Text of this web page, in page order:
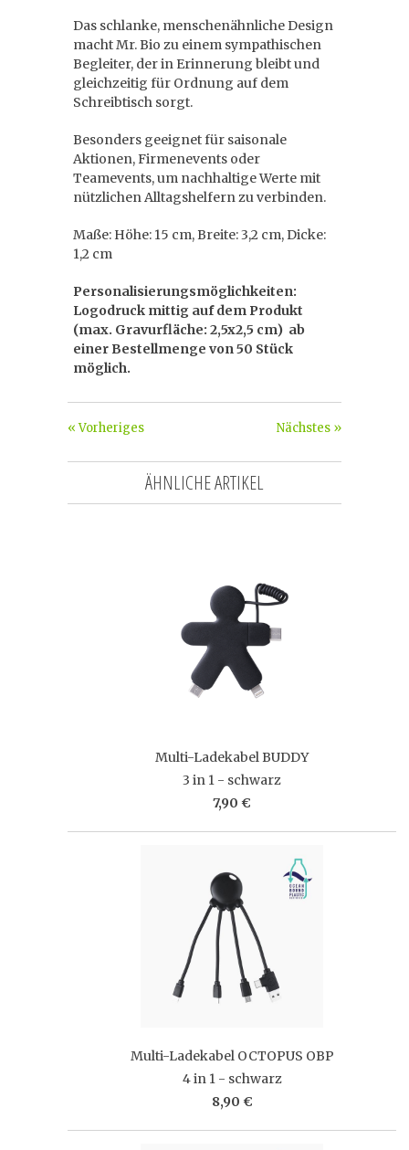
Das schlanke, menschenähnliche Design
macht Mr. Bio zu einem sympathischen
Begleiter, der in Erinnerung bleibt und
gleichzeitig für Ordnung auf dem
Schreibtisch sorgt.
Besonders geeignet für saisonale
Aktionen, Firmenevents oder
Teamevents, um nachhaltige Werte mit
nützlichen Alltagshelfern zu verbinden.
Maße: Höhe: 15 cm, Breite: 3,2 cm, Dicke:
1,2 cm
Personalisierungsmöglichkeiten:
Logodruck mittig auf dem Produkt
(max. Gravurfläche: 2,5x2,5 cm) ab
einer Bestellmenge von 50 Stück
möglich.
Nächstes »
« Vorheriges
ÄHNLICHE ARTIKEL
Multi-Ladekabel BUDDY
3 in 1 - schwarz
7,90 €
Multi-Ladekabel OCTOPUS OBP
4 in 1 - schwarz
8,90 €